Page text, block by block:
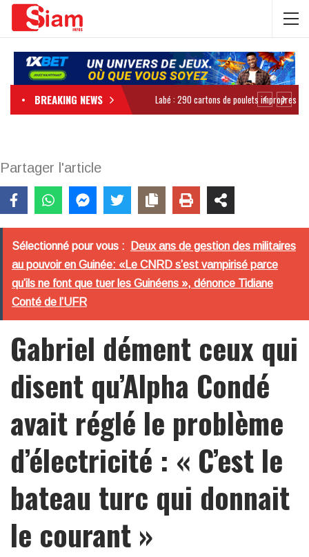
BREAKING NEWS
Partager l'article
Sélectionné pour vous :
Deux ans de gestion des militaires
au pouvoir en Guinée: «Le CNRD s’est vampirisé parce
qu’ils ne font que tuer les Guinéens », dénonce Tidiane
Conté de l’UFR
Gabriel dément ceux qui
disent qu’Alpha Condé
avait réglé le problème
d’électricité : « C’est le
bateau turc qui donnait
le courant »